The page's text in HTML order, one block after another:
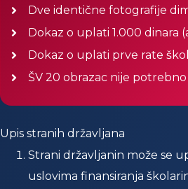
Dve identične fotografije
Dokaz o uplati 1.000 dinara
Dokaz o uplati prve rate
ŠV 20 obrazac nije
Upis stranih državljana
Strani državljanin može se
uslovima finansiranja